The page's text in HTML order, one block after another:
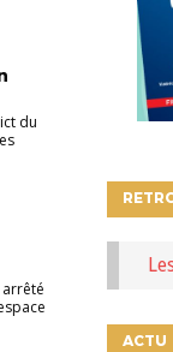
du
ACTU